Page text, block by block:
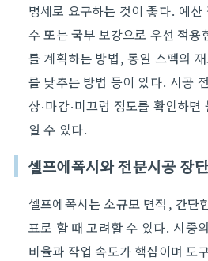
명세로 요구하는 것이 좋다. 예
수 또는 국부 보강으로 우선 적용
를 계획하는 방법, 동일 스펙의
를 낮추는 방법 등이 있다. 시공
상·마감·미끄럼 정도를 확인하
일 수 있다.
셀프에폭시와 전문시공 장
셀프에폭시는 소규모 면적, 간단
표로 할 때 고려할 수 있다. 시중
비율과 작업 속도가 핵심이며 도